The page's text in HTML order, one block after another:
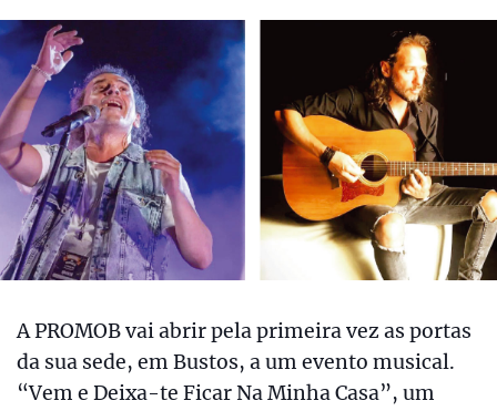
A PROMOB vai abrir pela primeira vez as portas
da sua sede, em Bustos, a um evento musical.
“Vem e Deixa-te Ficar Na Minha Casa”, um